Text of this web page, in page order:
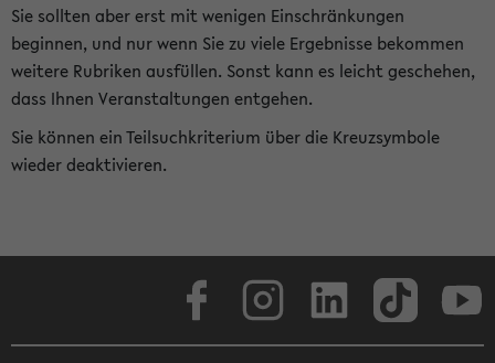
Sie sollten aber erst mit wenigen Einschränkungen
beginnen, und nur wenn Sie zu viele Ergebnisse bekommen
weitere Rubriken ausfüllen. Sonst kann es leicht geschehen,
dass Ihnen Veranstaltungen entgehen.
Sie können ein Teilsuchkriterium über die Kreuzsymbole
wieder deaktivieren.